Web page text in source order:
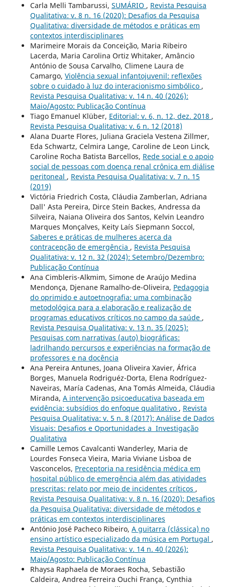
Carla Melli Tambarussi, SUMÁRIO , Revista Pesquisa
Qualitativa: v. 8 n. 16 (2020): Desafios da Pesquisa
Qualitativa: diversidade de métodos e práticas em
contextos interdisciplinares
Marimeire Morais da Conceição, Maria Ribeiro
Lacerda, Maria Carolina Ortiz Whitaker, Amâncio
António de Sousa Carvalho, Climene Laura de
Camargo, Violência sexual infantojuvenil: reflexões
sobre o cuidado à luz do interacionismo simbólico ,
Revista Pesquisa Qualitativa: v. 14 n. 40 (2026):
Maio/Agosto: Publicação Contínua
Tiago Emanuel Klüber, Editorial: v. 6, n. 12, dez. 2018 ,
Revista Pesquisa Qualitativa: v. 6 n. 12 (2018)
Alana Duarte Flores, Juliana Graciela Vestena Zillmer,
Eda Schwartz, Celmira Lange, Caroline de Leon Linck,
Caroline Rocha Batista Barcellos, Rede social e o apoio
social de pessoas com doença renal crônica em diálise
peritoneal , Revista Pesquisa Qualitativa: v. 7 n. 15
(2019)
Victória Friedrich Costa, Cláudia Zamberlan, Adriana
Dall' Asta Pereira, Dirce Stein Backes, Andressa da
Silveira, Naiana Oliveira dos Santos, Kelvin Leandro
Marques Monçalves, Keity Laís Siepmann Soccol,
Saberes e práticas de mulheres acerca da
contracepção de emergência , Revista Pesquisa
Qualitativa: v. 12 n. 32 (2024): Setembro/Dezembro:
Publicação Contínua
Ana Cimbleris-Alkmim, Simone de Araújo Medina
Mendonça, Djenane Ramalho-de-Oliveira, Pedagogia
do oprimido e autoetnografia: uma combinação
metodológica para a elaboração e realização de
programas educativos críticos no campo da saúde ,
Revista Pesquisa Qualitativa: v. 13 n. 35 (2025):
Pesquisas com narrativas (auto) biográficas:
ladrilhando percursos e experiências na formação de
professores e na docência
Ana Pereira Antunes, Joana Oliveira Xavier, África
Borges, Manuela Rodriguéz-Dorta, Elena Rodríguez-
Naveiras, María Cadenas, Ana Tomás Almeida, Cláudia
Miranda, A intervenção psicoeducativa baseada em
evidência: subsídios do enfoque qualitativo , Revista
Pesquisa Qualitativa: v. 5 n. 8 (2017): Análise de Dados
Visuais: Desafios e Oportunidades a Investigação
Qualitativa
Camille Lemos Cavalcanti Wanderley, Maria de
Lourdes Fonseca Vieira, Maria Viviane Lisboa de
Vasconcelos, Preceptoria na residência médica em
hospital público de emergência além das atividades
prescritas: relato por meio de incidentes críticos ,
Revista Pesquisa Qualitativa: v. 8 n. 16 (2020): Desafios
da Pesquisa Qualitativa: diversidade de métodos e
práticas em contextos interdisciplinares
António José Pacheco Ribeiro, A guitarra (clássica) no
ensino artístico especializado da música em Portugal ,
Revista Pesquisa Qualitativa: v. 14 n. 40 (2026):
Maio/Agosto: Publicação Contínua
Rhaysa Raphaela de Moraes Rocha, Sebastião
Caldeira, Andrea Ferreira Ouchi França, Cynthia